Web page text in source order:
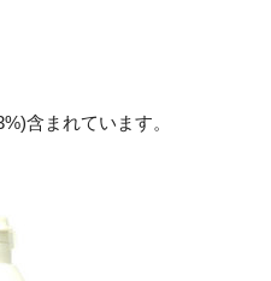
含まれています。